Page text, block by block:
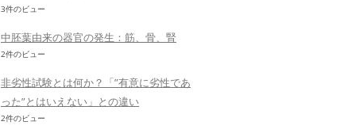
3件のビュー
中胚葉由来の器官の発生：筋、骨、腎
2件のビュー
非劣性試験とは何か？「”有意に劣性であ
った”とはいえない」との違い
2件のビュー